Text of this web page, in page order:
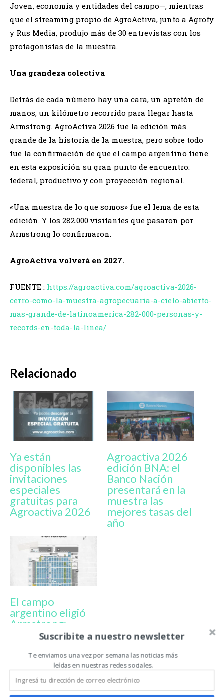
Joven, economía y entidades del campo—, mientras
que el streaming propio de AgroActiva, junto a Agrofy
y Rus Media, produjo más de 30 entrevistas con los
protagonistas de la muestra.
Una grandeza colectiva
Detrás de cada número hay una cara, un apretón de
manos, un kilómetro recorrido para llegar hasta
Armstrong. AgroActiva 2026 fue la edición más
grande de la historia de la muestra, pero sobre todo
fue la confirmación de que el campo argentino tiene
en esta exposición su gran punto de encuentro:
federal, productivo y con proyección regional.
«Una muestra de lo que somos» fue el lema de esta
edición. Y los 282.000 visitantes que pasaron por
Armstrong lo confirmaron.
AgroActiva volverá en 2027.
FUENTE : https://agroactiva.com/agroactiva-2026-
cerro-como-la-muestra-agropecuaria-a-cielo-abierto-
mas-grande-de-latinoamerica-282-000-personas-y-
records-en-toda-la-linea/
Relacionado
Ya están
disponibles las
invitaciones
especiales
gratuitas para
Agroactiva 2026
Agroactiva 2026
edición BNA: el
Banco Nación
presentará en la
muestra las
mejores tasas del
año
El campo
argentino eligió
Armstrong:
Agroactiva 2026
más grande con el
100% de sus
espacios
vendidos
Suscribite a nuestro newsletter
Te enviamos una vez por semana las noticias más
leídas en nuestras redes sociales.